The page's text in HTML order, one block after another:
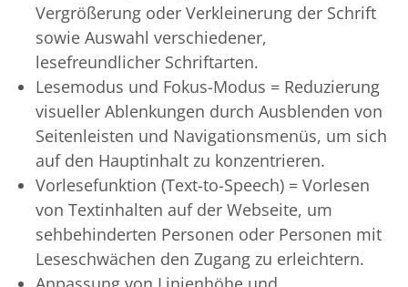
Vergrößerung oder Verkleinerung der Schrift
sowie Auswahl verschiedener,
lesefreundlicher Schriftarten.
Lesemodus und Fokus-Modus = Reduzierung
visueller Ablenkungen durch Ausblenden von
Seitenleisten und Navigationsmenüs, um sich
auf den Hauptinhalt zu konzentrieren.
Vorlesefunktion (Text-to-Speech) = Vorlesen
von Textinhalten auf der Webseite, um
sehbehinderten Personen oder Personen mit
Leseschwächen den Zugang zu erleichtern.